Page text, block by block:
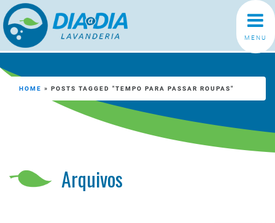
MENU
Arquivos
HOME » POSTS TAGGED "TEMPO PARA PASSAR ROUPAS"